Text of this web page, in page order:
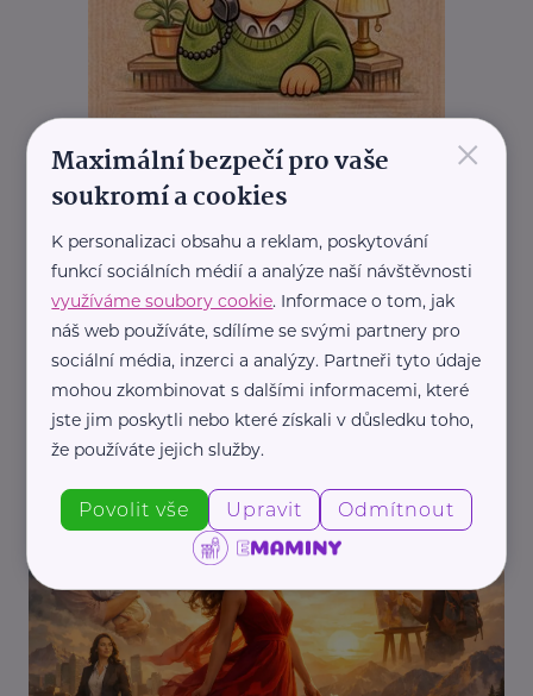
REKLAMA
Související články
×
Maximální bezpečí pro vaše
soukromí a cookies
K personalizaci obsahu a reklam, poskytování
funkcí sociálních médií a analýze naší návštěvnosti
využíváme soubory cookie. Informace o tom, jak
náš web používáte, sdílíme se svými partnery pro
sociální média, inzerci a analýzy. Partneři tyto údaje
mohou zkombinovat s dalšími informacemi, které
jste jim poskytli nebo které získali v důsledku toho,
že používáte jejich služby.
Povolit vše Upravit Odmítnout